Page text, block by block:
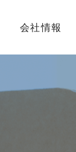
会社情報